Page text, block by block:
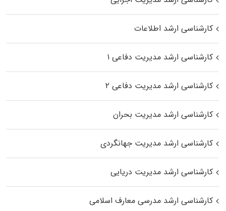
کارشناسی ارشد اطلاعات
کارشناسی ارشد مدیریت دفاعی ۱
کارشناسی ارشد مدیریت دفاعی ۲
کارشناسی ارشد مدیریت بحران
کارشناسی ارشد مدیریت جهانگردی
کارشناسی ارشد مدیریت دریایی
کارشناسی ارشد مدرسی معارف اسلامی